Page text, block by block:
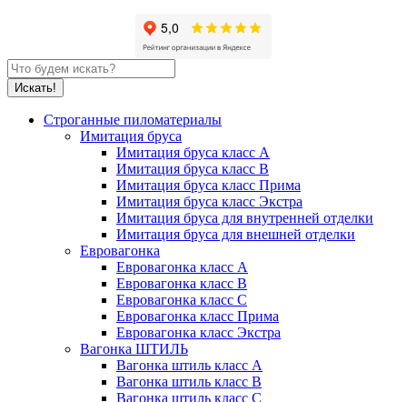
Строганные пиломатериалы
Имитация бруса
Имитация бруса класс А
Имитация бруса класс B
Имитация бруса класс Прима
Имитация бруса класс Экстра
Имитация бруса для внутренней отделки
Имитация бруса для внешней отделки
Евровагонка
Евровагонка класс А
Евровагонка класс B
Евровагонка класс C
Евровагонка класс Прима
Евровагонка класс Экстра
Вагонка ШТИЛЬ
Вагонка штиль класс А
Вагонка штиль класс B
Вагонка штиль класс C